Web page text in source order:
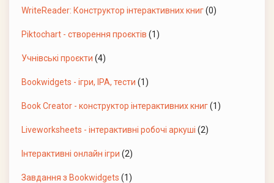
WriteReader: Конструктор інтерактивних книг(0)
Piktochart - створення проєктів (1)
Учнівські проєкти (4)
Bookwidgets - ігри, ІРА, тести (1)
Book Creator - конструктор інтерактивних книг(1)
Liveworksheets - інтерактивні робочі аркуші (2)
Інтерактивні онлайн ігри (2)
Завдання з Bookwidgets (1)